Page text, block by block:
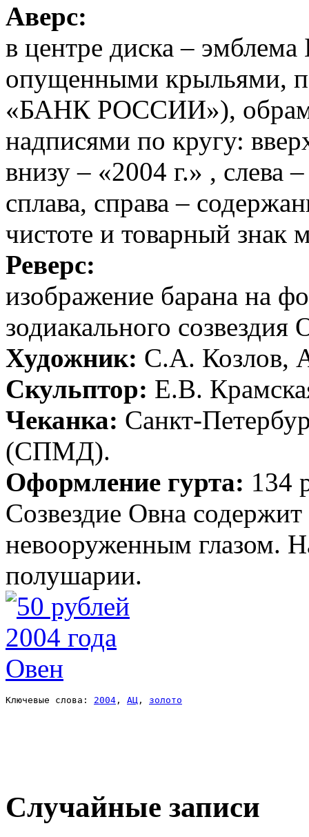
Аверс:
в центре диска –
опущенными крыльями,
«БАНК РОССИИ»),
надписями по кругу:
внизу – «2004 г.» , слева
сплава, справа –
чистоте и товарный знак
Реверс:
изображение барана на
зодиакального созвездия
Художник: С.А. Козлов,
Скульптор: Е.В.
Чеканка: Санкт-
(СПМД).
Оформление гурта: 134
Созвездие Овна
невооруженным глазом.
полушарии.
Ключевые слова: 2004 , АЦ , золото
Случайные записи